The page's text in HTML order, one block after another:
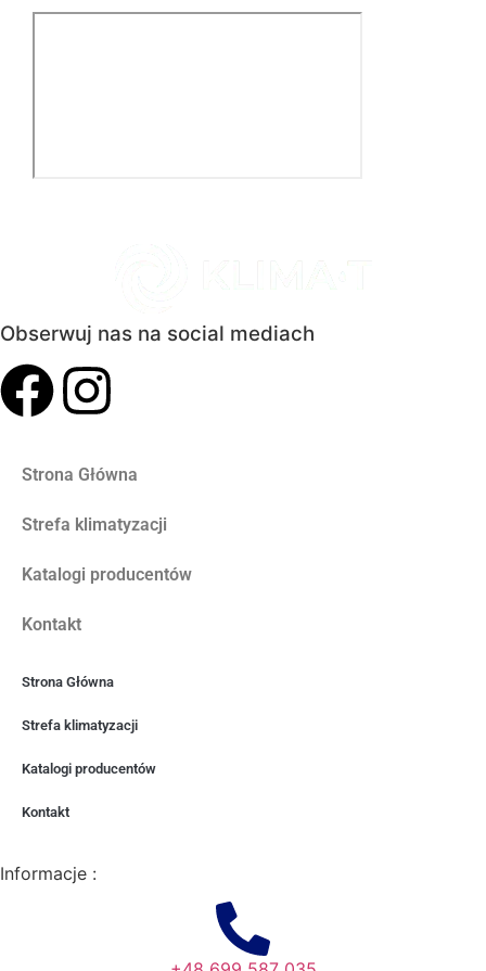
Obserwuj nas na social mediach
Strona Główna
Strefa klimatyzacji
Katalogi producentów
Kontakt
Strona Główna
Strefa klimatyzacji
Katalogi producentów
Kontakt
Informacje :